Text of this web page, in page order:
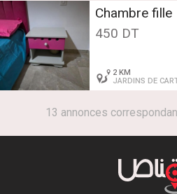
Chambre fille
450 DT
2 KM
JARDINS DE
13 annonces